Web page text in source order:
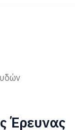
Έρευνας